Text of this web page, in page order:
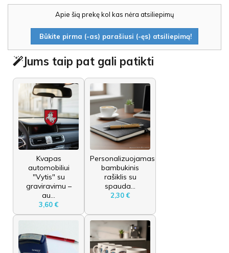
Apie šią prekę kol kas nėra atsiliepimų
Būkite pirma (-as) parašiusi (-ęs) atsiliepimą!
Jums taip pat gali patikti
Kvapas
automobiliui
"Vytis" su
graviravimu –
au...
3,60 €
Personalizuojamas
bambukinis
rašiklis su
spauda...
2,30 €